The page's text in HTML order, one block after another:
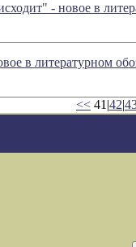
- новое в
в литературном
<< 41|42|